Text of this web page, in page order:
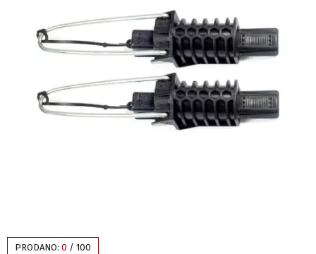
PRODANO: 0 / 100